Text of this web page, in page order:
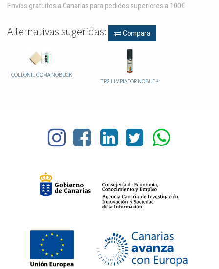
Envíos gratuitos a Canarias para pedidos superiores a 100€
Alternativas sugeridas: Compara
COLLONIL GOMA NOBUCK
TRG LIMPIADOR NOBUCK